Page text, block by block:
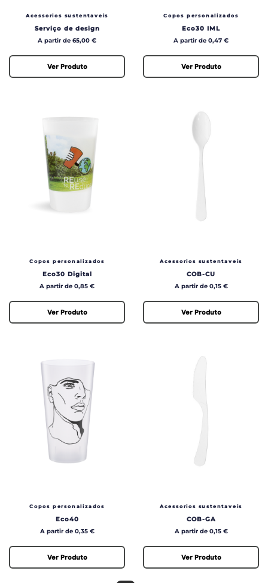
Acessorios sustentaveis
Serviço de design
Preço
A partir de 65,00 €
Ver Produto
Copos personalizados
Eco30 IML
Preço
A partir de 0,47 €
Ver Produto
Copos personalizados
Eco30 Digital
Preço
A partir de 0,85 €
Ver Produto
Acessorios sustentaveis
COB-CU
Preço
A partir de 0,15 €
Ver Produto
Copos personalizados
Eco40
Preço
A partir de 0,35 €
Ver Produto
Acessorios sustentaveis
COB-GA
Preço
A partir de 0,15 €
Ver Produto